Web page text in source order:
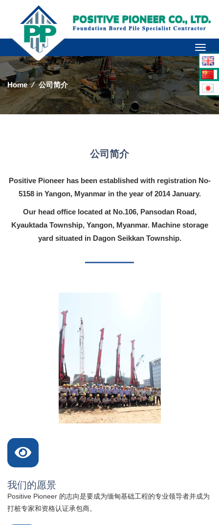
Home ⁄ 公司简介
公司简介
Positive Pioneer has been established with registration No-
5158 in Yangon, Myanmar in the year of 2014 January.
Our head office located at No.106, Pansodan Road,
Kyauktada Township, Yangon, Myanmar. Machine storage
yard situated in Dagon Seikkan Township.
我们的愿景
Positive Pioneer 的志向是要成为缅甸基础工程的专业领导者并成为
打桩专家和资格认证承包商。